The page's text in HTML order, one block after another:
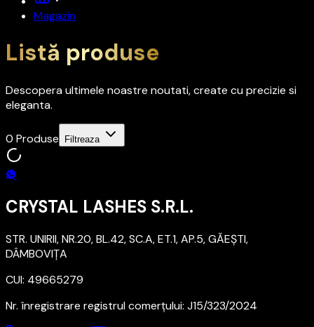
Magazin
Listă produse
Descopera ultimele noastre noutati, create cu precizie si
eleganta.
0 Produse Filtreaza
CRYSTAL LASHES S.R.L.
STR. UNIRII, NR.20, BL.42, SC.A, ET.1, AP.5, GĂEŞTI,
DÂMBOVIŢA
CUI: 49665279
Nr. înregistrare registrul comerțului: J15/323/2024